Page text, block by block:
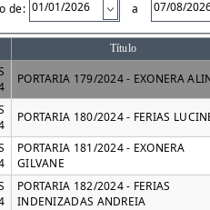
de:
a
Título
PORTARIA 179/2024 - EXONERA
PORTARIA 180/2024 - FERIAS
PORTARIA 181/2024 - EXONERA
GILVANE
PORTARIA 182/2024 - FERIAS
INDENIZADAS ANDREIA